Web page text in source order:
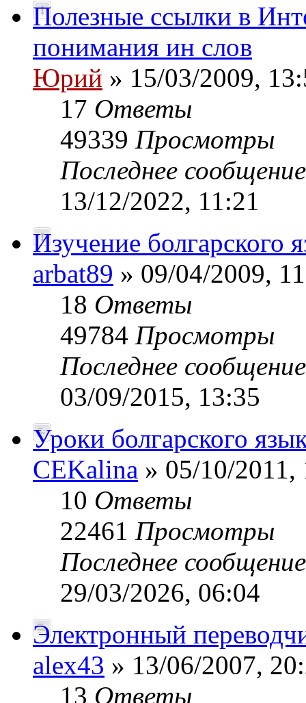
Полезные ссылки в
понимания ин слов
Юрий » 15/03/2009,
17 Ответы
49339 Просмотры
Последнее
13/12/2022, 11:21
Изучение болгарского
аrbat89 » 09/04/2009,
18 Ответы
49784 Просмотры
Последнее
03/09/2015, 13:35
Уроки болгарского
CEKalina » 05/10/2011,
10 Ответы
22461 Просмотры
Последнее
29/03/2026, 06:04
Электронный
alex43 » 13/06/2007,
13 Ответы